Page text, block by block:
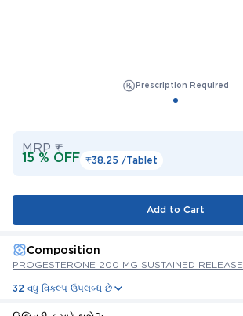
Prescription Required
MRP ₹
15 % OFF ₹38.25 /Tablet
Add to Cart
Composition
PROGESTERONE 200 MG SUSTAINED RELEASE
32 વધુ વિકલ્પ ઉપલબ્ધ છે